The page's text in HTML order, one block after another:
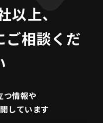
上、
ご相談くだ
つ情報や
しています